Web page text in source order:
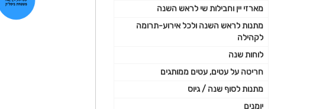
מארזי יין וחבילות שי לראש השנה
מתנות לראש השנה ולכל אירוע-תרומה
לקהילה
לוחות שנה
חריטה על עטים, עטים ממותגים
מתנות לסוף שנה / גיוס
יומנים